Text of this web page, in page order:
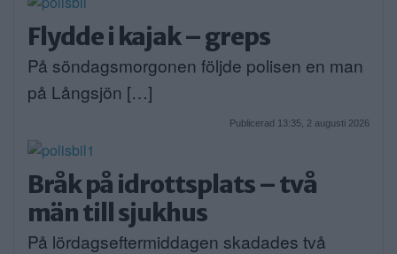
Flydde i kajak – greps
På söndagsmorgonen följde polisen en man
på Långsjön […]
Publicerad 13:35, 2 augusti 2026
Bråk på idrottsplats – två
män till sjukhus
På lördagseftermiddagen skadades två